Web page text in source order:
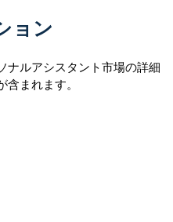
ョン
ナルアシスタント市場の詳細
まれます。